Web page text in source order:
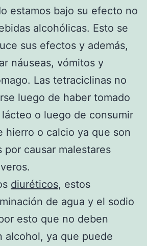
estamos bajo su efecto no
alcohólicas. Esto se
sus efectos y además,
náuseas, vómitos y
Las tetraciclinas no
luego de haber tomado
o luego de consumir
hierro o calcio ya que son
por causar malestares
diuréticos, estos
de agua y el sodio
esto que no deben
alcohol, ya que puede